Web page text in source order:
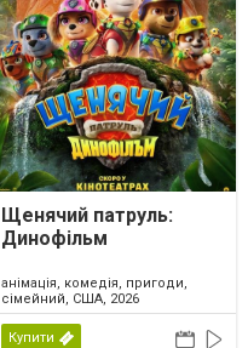
Щенячий патруль:
Динофільм
анімація, комедія, пригоди,
сімейний, США, 2026
Купити